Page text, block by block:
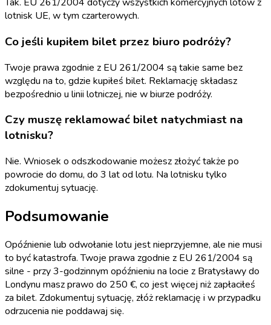
lotnisk UE, w tym czarterowych.
Co jeśli kupiłem bilet przez biuro podróży?
Twoje prawa zgodnie z EU 261/2004 są takie same bez
względu na to, gdzie kupiłeś bilet. Reklamację składasz
bezpośrednio u linii lotniczej, nie w biurze podróży.
Czy muszę reklamować bilet natychmiast na
lotnisku?
Nie. Wniosek o odszkodowanie możesz złożyć także po
powrocie do domu, do 3 lat od lotu. Na lotnisku tylko
zdokumentuj sytuację.
Podsumowanie
Opóźnienie lub odwołanie lotu jest nieprzyjemne, ale nie musi
to być katastrofa. Twoje prawa zgodnie z EU 261/2004 są
silne - przy 3-godzinnym opóźnieniu na locie z Bratysławy do
Londynu masz prawo do 250 €, co jest więcej niż zapłaciłeś
za bilet. Zdokumentuj sytuację, złóż reklamację i w przypadku
odrzucenia nie poddawaj się.